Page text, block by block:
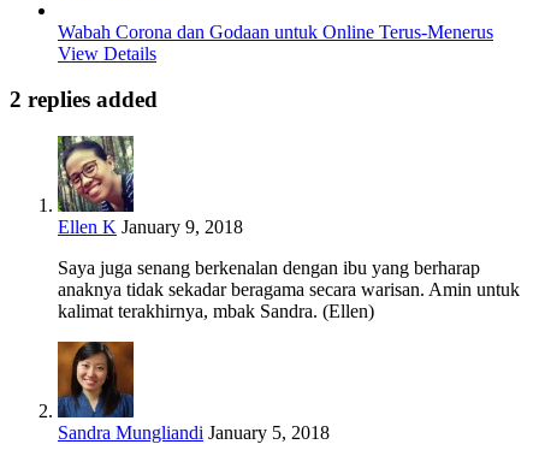
Wabah Corona dan Godaan untuk Online Terus-Menerus
View Details
2 replies added
Ellen K January 9, 2018
Saya juga senang berkenalan dengan ibu yang berharap
anaknya tidak sekadar beragama secara warisan. Amin untuk
kalimat terakhirnya, mbak Sandra. (Ellen)
Sandra Mungliandi January 5, 2018